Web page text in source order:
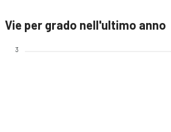
Vie per grado nell'ultimo anno
3